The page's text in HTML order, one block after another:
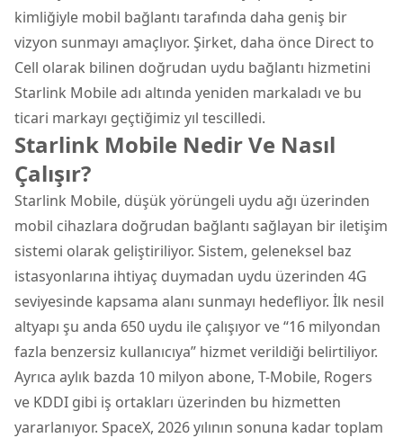
kimliğiyle mobil bağlantı tarafında daha geniş bir
vizyon sunmayı amaçlıyor. Şirket, daha önce Direct to
Cell olarak bilinen doğrudan uydu bağlantı hizmetini
Starlink Mobile adı altında yeniden markaladı ve bu
ticari markayı geçtiğimiz yıl tescilledi.
Starlink Mobile Nedir Ve Nasıl
Çalışır?
Starlink Mobile, düşük yörüngeli uydu ağı üzerinden
mobil cihazlara doğrudan bağlantı sağlayan bir iletişim
sistemi olarak geliştiriliyor. Sistem, geleneksel baz
istasyonlarına ihtiyaç duymadan uydu üzerinden 4G
seviyesinde kapsama alanı sunmayı hedefliyor. İlk nesil
altyapı şu anda 650 uydu ile çalışıyor ve “16 milyondan
fazla benzersiz kullanıcıya” hizmet verildiği belirtiliyor.
Ayrıca aylık bazda 10 milyon abone, T-Mobile, Rogers
ve KDDI gibi iş ortakları üzerinden bu hizmetten
yararlanıyor. SpaceX, 2026 yılının sonuna kadar toplam